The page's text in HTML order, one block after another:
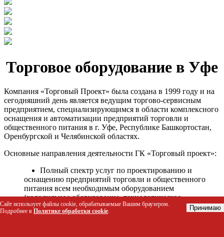
Торговое оборудование в Уфе
Компания «Торговый Проект» была создана в 1999 году и на
сегодняшний день является ведущим торгово-сервисным
предприятием, специализирующимся в области комплексного
оснащения и автоматизации предприятий торговли и
общественного питания в г. Уфе, Республике Башкортостан,
Оренбургской и Челябинской областях.
Основные направления деятельности ГК «Торговый проект»:
Полный спектр услуг по проектированию и
оснащению предприятий торговли и общественного
питания всем необходимым оборудованием
(холодильное оборудование, технологическое
оборудование, стеллажное оборудование и т.д.);
Автоматизация торговых процессов и внедрения
Сайт использует файлы cookie, обрабатываемые Вашим браузером.
Подробнее в Политике обработки cookie. Принимаю